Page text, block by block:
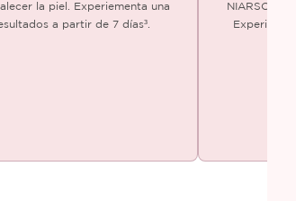
la piel. Experiementa una
a partir de 7 días³.